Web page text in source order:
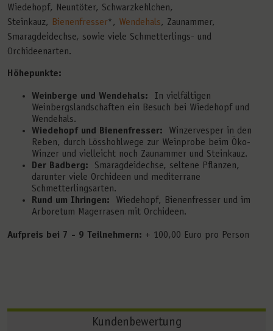
Wiedehopf, Neuntöter, Schwarzkehlchen,
Steinkauz,
Bienenfresser*, Wendehals, Zaunammer,
Smaragdeidechse, sowie viele Schmetterlings- und
Orchideenarten.
Höhepunkte:
Weinberge und Wendehals: In vielfältigen
Weinbergslandschaften ein Besuch bei Wiedehopf und
Wendehals.
Wiedehopf und Bienenfresser: Winzervesper in den
Reben, durch Lösshohlwege zur Weinprobe beim Öko-
Winzer und vielleicht noch Zaunammer und Steinkauz.
Der Badberg: Smaragdeidechse, seltene Pflanzen,
darunter viele Orchideen und mediterrane
Schmetterlingsarten.
Rund um Ihringen: Wiedehopf, Bienenfresser und im
Arboretum Magerrasen mit Orchideen.
Aufpreis bei 7 - 9 Teilnehmern: + 100,00 Euro pro Person
Kundenbewertung